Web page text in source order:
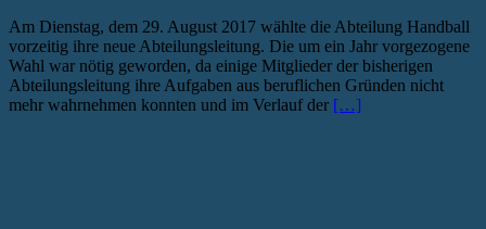
Am Dienstag, dem 29. August 2017 wählte die Abteilung Handball
vorzeitig ihre neue Abteilungsleitung. Die um ein Jahr vorgezogene
Wahl war nötig geworden, da einige Mitglieder der bisherigen
Abteilungsleitung ihre Aufgaben aus beruflichen Gründen nicht
mehr wahrnehmen konnten und im Verlauf der […]